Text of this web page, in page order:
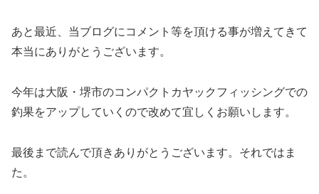
あと最近、当ブログにコメント等を頂ける事が増えてきて
本当にありがとうございます。
今年は大阪・堺市のコンパクトカヤックフィッシングでの
釣果をアップしていくので改めて宜しくお願いします。
最後まで読んで頂きありがとうございます。それではま
た。